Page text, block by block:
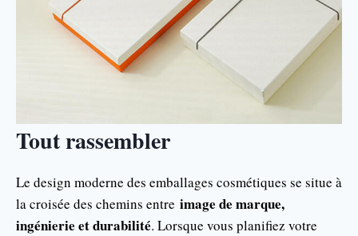
Tout rassembler
Le design moderne des emballages cosmétiques se situe à
la croisée des chemins entre image de marque,
ingénierie et durabilité. Lorsque vous planifiez votre